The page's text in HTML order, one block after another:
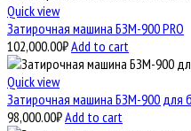
Quick view
Затирочная машина БЗМ-900 PRO
102,000.00₽Add to cart
Quick view
Затирочная машина БЗМ-900 для
98,000.00₽Add to cart